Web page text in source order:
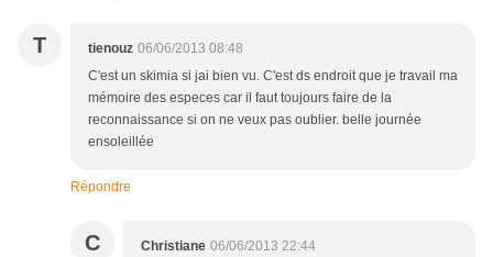
T tienouz 06/06/2013 08:48
C'est un skimia si jai bien vu. C'est ds endroit que je travail ma
mémoire des especes car il faut toujours faire de la
reconnaissance si on ne veux pas oublier. belle journée
ensoleillée
Répondre
C Christiane 06/06/2013 22:44